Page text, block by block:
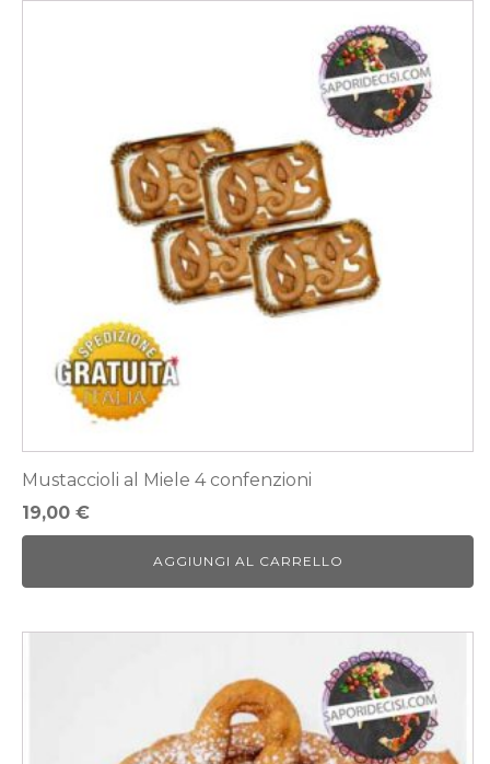
Mustaccioli al Miele 4 confenzioni
19,00 €
AGGIUNGI AL CARRELLO